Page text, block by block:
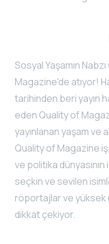
Sosyal Yaşamın
Magazine'de atıyor!
tarihinden beri yayın
eden Quality of
yayınlanan yaşam ve
Quality of Magazine
ve politika
seçkin ve sevilen
röportajlar ve yüksek
dikkat çekiyor.